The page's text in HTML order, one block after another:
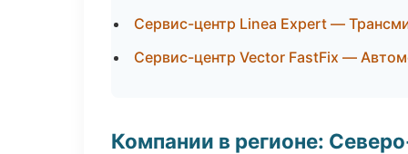
Сервис-центр Linea Expert —
Сервис-центр Vector FastFix —
Компании в регионе: